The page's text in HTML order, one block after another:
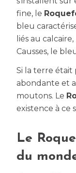
fine, le
bleu
liés au
Causses, le
Si la terre était
abondante et
moutons. Le
existence à ce
Le
du